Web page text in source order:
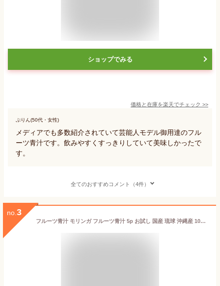
ショップでみる
価格と在庫を楽天でチェック >>
ぷりん(50代・女性)
メディアでも多数紹介されていて芸能人モデル御用達のフル
ーツ青汁です。飲みやすくすっきりしていて美味しかったで
す。
全てのおすすめコメント（4件）
no. 3
フルーツ青汁 モリンガ フルーツ青汁 5p お試し 国産 琉球 沖縄産 100％ 16種類のフルーツ酵素 酵素青汁 酵素 野菜酵素 やさい酵素 酵素ドリンク 美容ドリンク 健康ドリンク